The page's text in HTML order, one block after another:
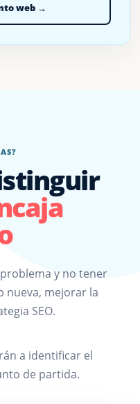
web →
y no tener
nueva, mejorar la
SEO.
a identificar el
de partida.